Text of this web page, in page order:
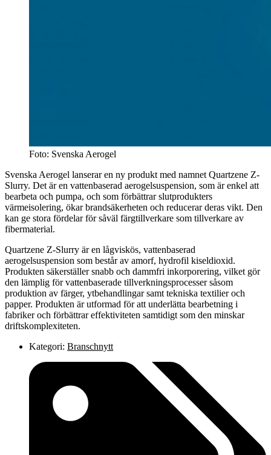
Foto: Svenska Aerogel
Svenska Aerogel lanserar en ny produkt med namnet Quartzene Z-
Slurry. Det är en vattenbaserad aerogelsuspension, som är enkel att
bearbeta och pumpa, och som förbättrar slutprodukters
värmeisolering, ökar brandsäkerheten och reducerar deras vikt. Den
kan ge stora fördelar för såväl färgtillverkare som tillverkare av
fibermaterial.
Quartzene Z-Slurry är en lågviskös, vattenbaserad
aerogelsuspension som består av amorf, hydrofil kiseldioxid.
Produkten säkerställer snabb och dammfri inkorporering, vilket gör
den lämplig för vattenbaserade tillverkningsprocesser såsom
produktion av färger, ytbehandlingar samt tekniska textilier och
papper. Produkten är utformad för att underlätta bearbetning i
fabriker och förbättrar effektiviteten samtidigt som den minskar
driftskomplexiteten.
Kategori: Branschnytt